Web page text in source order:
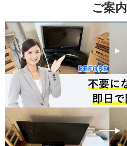
ご案内